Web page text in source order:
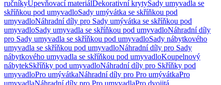
ručníkyUpevňovací materiálDekorativní krytySady umyvadla se
skříňkou pod umyvadloSady umývátka se skříňkou pod
umyvadloNáhradní díly pro Sady umývátka se skříňkou pod
umyvadloSady umyvadla se skříňkou pod umyvadloNáhradní díly
pro Sady umyvadla se skříňkou pod umyvadloSady nábytkového
umyvadla se skříňkou pod umyvadloNáhradní díly pro Sady
nábytkového umyvadla se skříňkou pod umyvadloKoupelnový
nábytekSkříňky pod umyvadloNáhradní díly pro Skříňky pod
umyvadloPro umývátkaNáhradní díly pro Pro umývátkaPro
umyvadlaNáhradní díly pro Pro umyvadlaPro dvojitá